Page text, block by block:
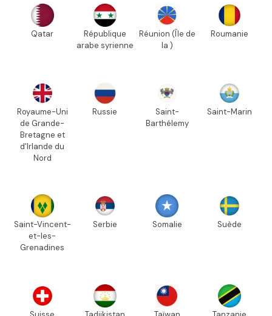
Qatar
République
arabe syrienne
Réunion (Île de
la )
Roumanie
Royaume-Uni
de Grande-
Bretagne et
d'Irlande du
Nord
Russie
Saint-
Barthélemy
Saint-Marin
Saint-Vincent-
et-les-
Grenadines
Serbie Somalie Suède